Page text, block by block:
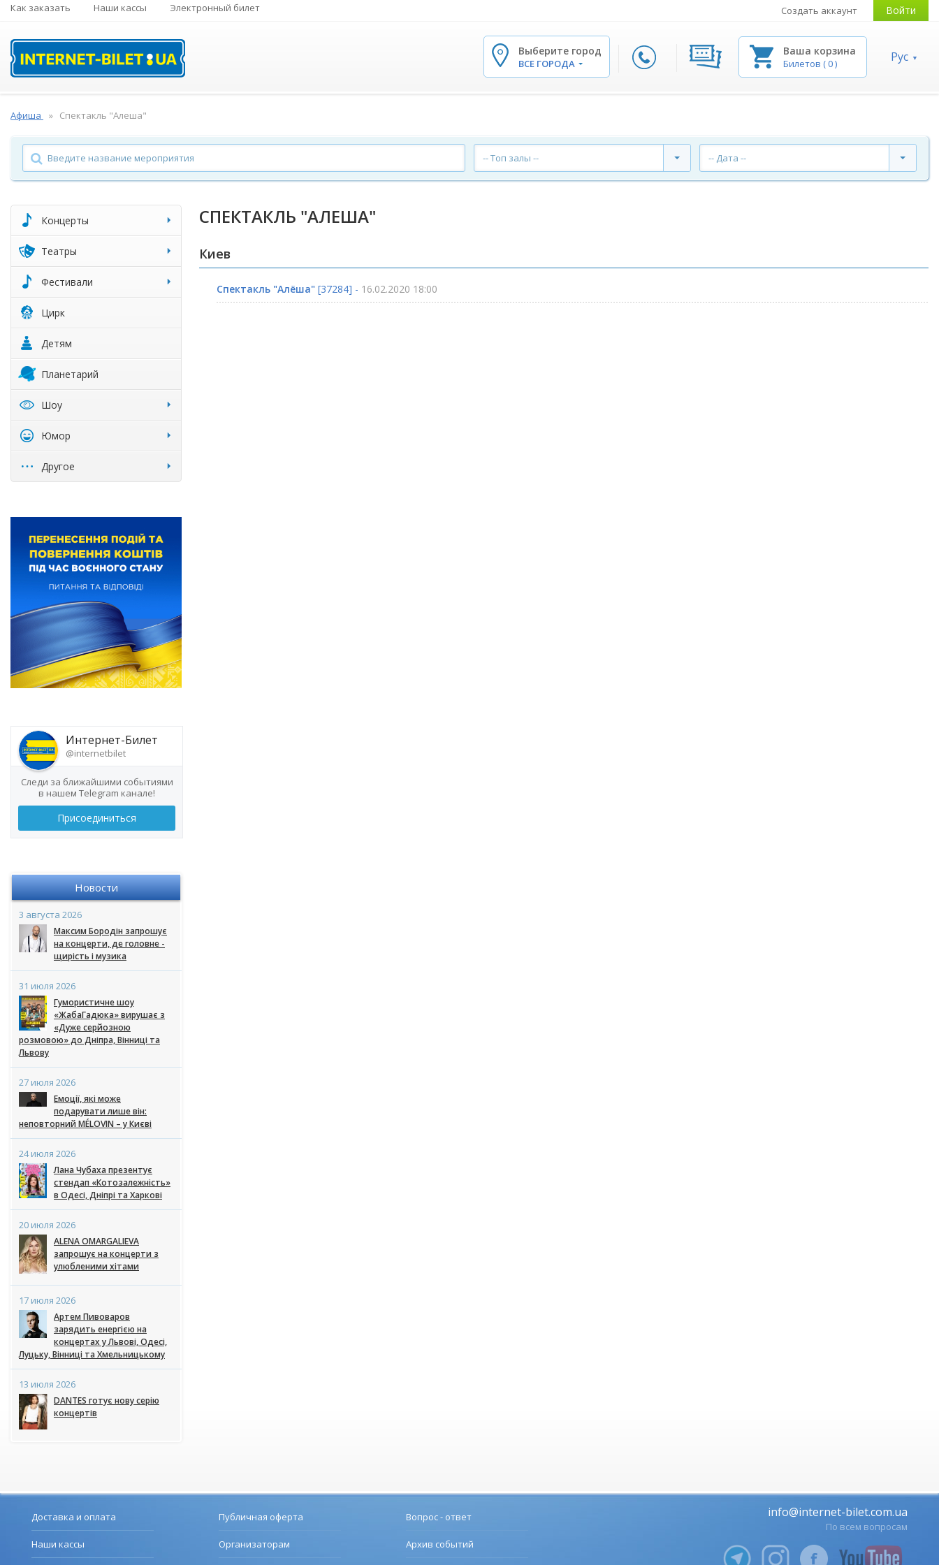
Как заказать Наши кассы Электронный билет Создать аккаунт Войти
Выберите город
ВСЕ ГОРОДА
Ваша корзина
Билетов (0) Рус
Афиша Спектакль "Алеша"
-- Топ залы -- -- Дата --
Концерты
Театры
Фестивали
Цирк
Детям
Планетарий
Шоу
Юмор
Другое
Интернет-Билет
@internetbilet
Следи за ближайшими событиями
в нашем Telegram канале!
Присоединиться
Новости
3 августа 2026
Максим Бородін запрошує
на концерти, де головне -
щирість і музика
31 июля 2026
Гумористичне шоу
«ЖабаГадюка» вирушає з
«Дуже серйозною
розмовою» до Дніпра, Вінниці та
Львову
27 июля 2026
Емоції, які може
подарувати лише він:
неповторний MÉLOVIN – у Києві
24 июля 2026
Лана Чубаха презентує
стендап «Котозалежність»
в Одесі, Дніпрі та Харкові
20 июля 2026
ALENA OMARGALIEVA
запрошує на концерти з
улюбленими хітами
17 июля 2026
Артем Пивоваров
зарядить енергією на
концертах у Львові, Одесі,
Луцьку, Вінниці та Хмельницькому
13 июля 2026
DANTES готує нову серію
концертів
СПЕКТАКЛЬ "АЛЕША"
Киев
Спектакль "Алёша" [37284] - 16.02.2020 18:00
Доставка и оплата
Наши кассы
Публичная оферта
Организаторам
Вопрос - ответ
Архив событий
info@internet-bilet.com.ua
По всем вопросам